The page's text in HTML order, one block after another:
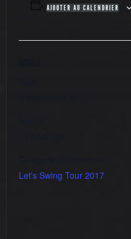
AJOUTER AU CALENDRIER
Catégorie d’Évènement:
Let's Swing Tour 2017